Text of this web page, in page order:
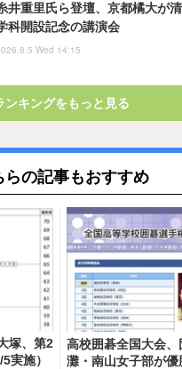
井重里氏ら登壇、京都橘大が
科開設記念の講演会
Wed 14:15
ンキングをもっと見る
らの記事もおすすめ
塚、第2
実施）
高校囲碁全国大会、
灘・南山女子部が優